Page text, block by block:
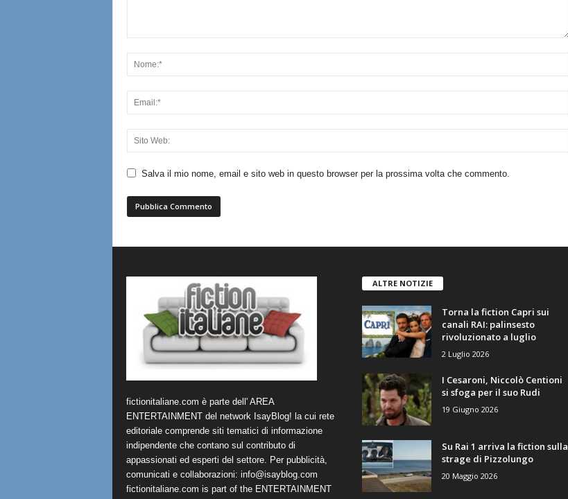
Salva il mio nome, email e sito web in questo browser per la prossima volta che commento.
fictionitaliane.com è parte dell' AREA
ENTERTAINMENT del network IsayBlog! la cui rete
editoriale comprende siti tematici di informazione
indipendente che contano sul contributo di
appassionati ed esperti del settore. Per pubblicità,
comunicati e collaborazioni: info@isayblog.com
fictionitaliane.com is part of the ENTERTAINMENT
ALTRE NOTIZIE
Torna la fiction Capri sui
canali RAI: palinsesto
rivoluzionato a luglio
2 Luglio 2026
I Cesaroni, Niccolò Centioni
si sfoga per il suo Rudi
19 Giugno 2026
Su Rai 1 arriva la fiction sulla
strage di Pizzolungo
20 Maggio 2026